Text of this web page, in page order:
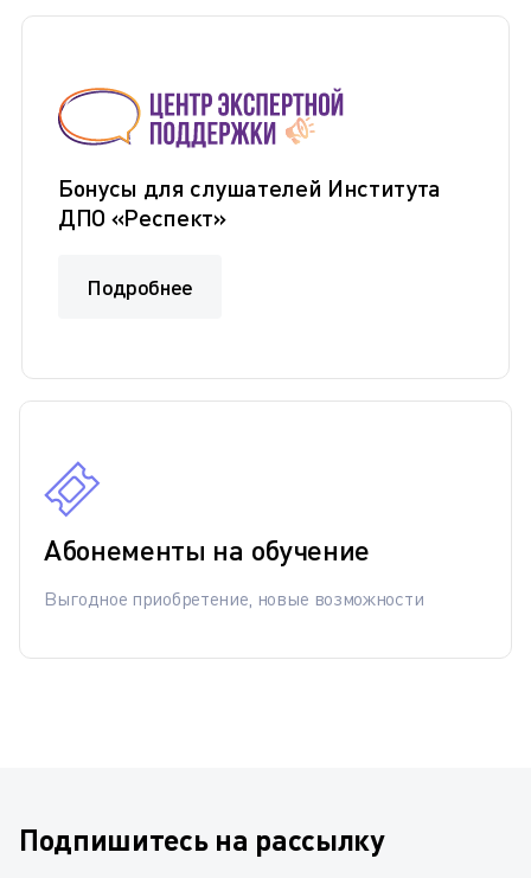
Бонусы для слушателей Института
ДПО «Респект»
Подробнее
Абонементы на обучение
Выгодное приобретение, новые возможности
Подпишитесь на рассылку